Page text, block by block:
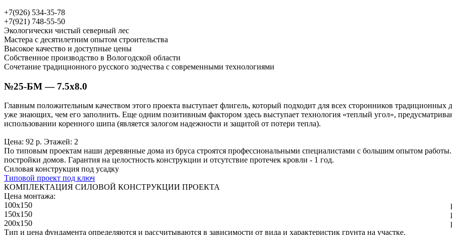
+7(926) 534-35-78
+7(921) 748-55-50
Экологически чистый северный лес
Мастера с десятилетним опытом строительства
Высокое качество и доступные цены
Собственное производство в Вологодской области
Сочетание традиционного русского зодчества с современными технологиями
№25-БМ — 7.5х8.0
Главным положительным качеством этого проекта выступает флигель, который подходит для всех сторонников традиционных
уже знающих, чем его заполнить. Еще одним позитивным фактором здесь выступает технология «теплый угол»,
использовании коренного шипа (является залогом надежности и защитой от потери тепла).
Цена: 92 р. Этажей: 2
По типовым проектам наши деревянные дома из бруса строятся профессиональными специалистами с большим опытом
постройки домов. Гарантия на целостность конструкции и отсутствие протечек кровли - 1 год.
Силовая конструкция под усадку
Типовой проект под ключ
КОМПЛЕКТАЦИЯ СИЛОВОЙ КОНСТРУКЦИИ ПРОЕКТА
Цена монтажа:
100x150
150x150
200x150
Тип и цена фундамента определяются и рассчитываются в зависимости от вида и характеристик грунта на участке.